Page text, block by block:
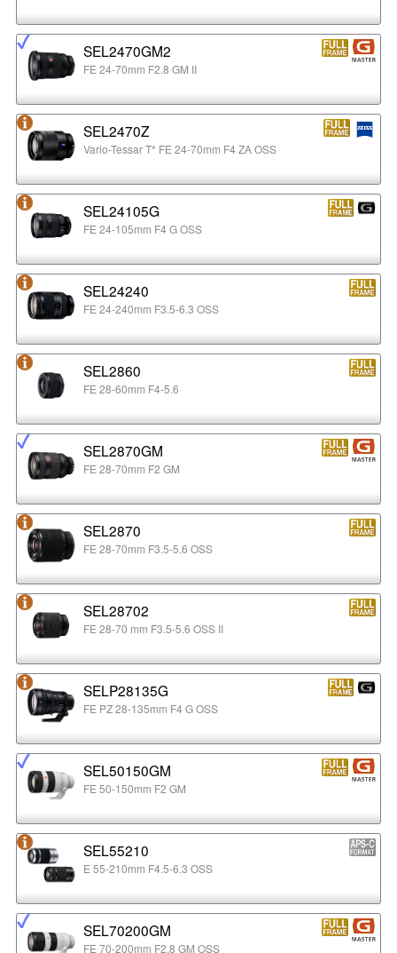
SEL2470GM2
FE 24-70mm F2.8 GM II
SEL2470Z
Vario-Tessar T* FE 24-70mm F4 ZA OSS
SEL24105G
FE 24-105mm F4 G OSS
SEL24240
FE 24-240mm F3.5-6.3 OSS
SEL2860
FE 28-60mm F4-5.6
SEL2870GM
FE 28-70mm F2 GM
SEL2870
FE 28-70mm F3.5-5.6 OSS
SEL28702
FE 28-70 mm F3.5-5.6 OSS II
SELP28135G
FE PZ 28-135mm F4 G OSS
SEL50150GM
FE 50-150mm F2 GM
SEL55210
E 55-210mm F4.5-6.3 OSS
SEL70200GM
FE 70-200mm F2.8 GM OSS